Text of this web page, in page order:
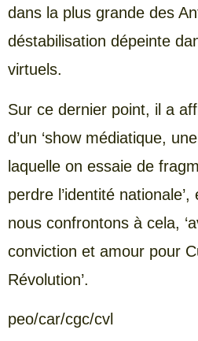
dans la plus grande des
déstabilisation dépeinte
virtuels.
Sur ce dernier point, il a
d’un ‘show médiatique,
laquelle on essaie de
perdre l’identité
nous confrontons à cela,
conviction et amour pour
Révolution’.
peo/car/cgc/cvl